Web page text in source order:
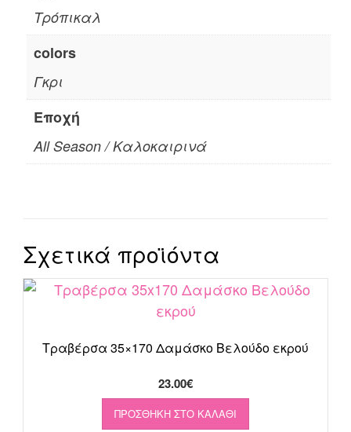
Τρόπικαλ
colors
Γκρι
Εποχή
All Season / Καλοκαιρινά
Σχετικά προϊόντα
Τραβέρσα 35×170 Δαμάσκο Βελούδο εκρού
23.00€
ΠΡΟΣΘΉΚΗ ΣΤΟ ΚΑΛΆΘΙ